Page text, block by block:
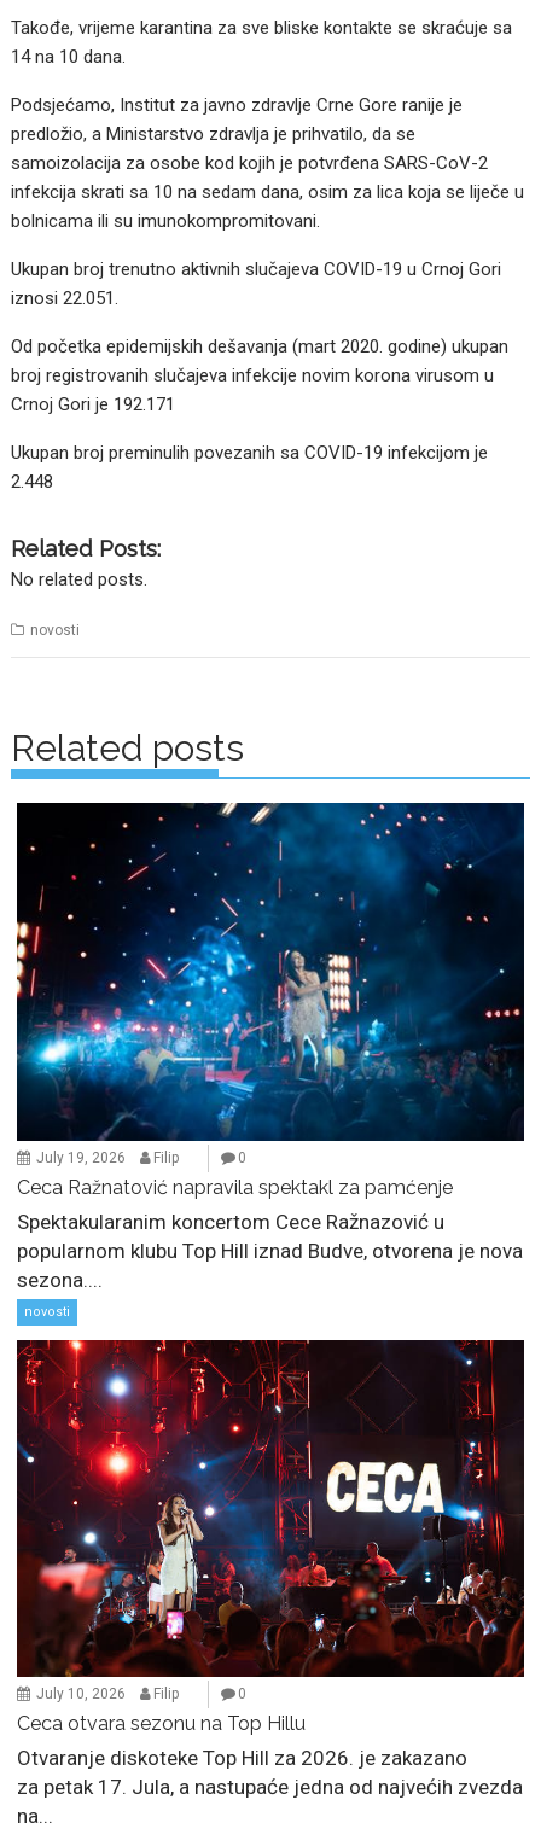
Takođe, vrijeme karantina za sve bliske kontakte se skraćuje sa
14 na 10 dana.
Podsjećamo, Institut za javno zdravlje Crne Gore ranije je
predložio, a Ministarstvo zdravlja je prihvatilo, da se
samoizolacija za osobe kod kojih je potvrđena SARS-CoV-2
infekcija skrati sa 10 na sedam dana, osim za lica koja se liječe u
bolnicama ili su imunokompromitovani.
Ukupan broj trenutno aktivnih slučajeva COVID-19 u Crnoj Gori
iznosi 22.051.
Od početka epidemijskih dešavanja (mart 2020. godine) ukupan
broj registrovanih slučajeva infekcije novim korona virusom u
Crnoj Gori je 192.171
Ukupan broj preminulih povezanih sa COVID-19 infekcijom je
2.448
Related Posts:
No related posts.
novosti
navigation
Related posts
July 19, 2026 Filip 0
Ceca Ražnatović napravila spektakl za pamćenje
Spektakularanim koncertom Cece Ražnazović u
popularnom klubu Top Hill iznad Budve, otvorena je nova
sezona....
novosti
July 10, 2026 Filip 0
Ceca otvara sezonu na Top Hillu
Otvaranje diskoteke Top Hill za 2026. je zakazano
za petak 17. Jula, a nastupaće jedna od najvećih zvezda
na...